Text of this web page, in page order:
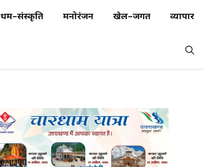
धर्म–संस्कृति मनोरंजन खेल–जगत व्यापार